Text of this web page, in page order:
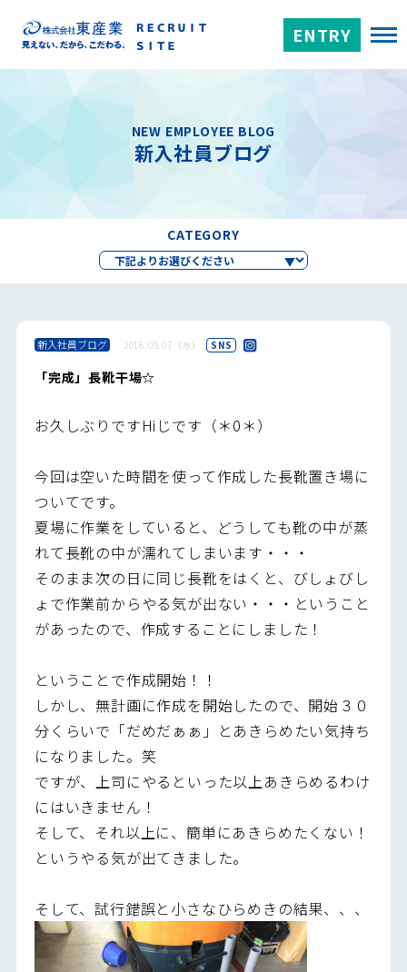
ENTRY
NEW EMPLOYEE BLOG
新入社員ブログ
CATEGORY
新入社員ブログ 2016.09.07（水） SNS
「完成」長靴干場☆
お久しぶりですHiじです（＊0＊）
今回は空いた時間を使って作成した長靴置き場に
ついてです。
夏場に作業をしていると、どうしても靴の中が蒸
れて長靴の中が濡れてしまいます・・・
そのまま次の日に同じ長靴をはくと、びしょびし
ょで作業前からやる気が出ない・・・ということ
があったので、作成することにしました！
ということで作成開始！！
しかし、無計画に作成を開始したので、開始３０
分くらいで「だめだぁぁ」とあきらめたい気持ち
になりました。笑
ですが、上司にやるといった以上あきらめるわけ
にはいきません！
そして、それ以上に、簡単にあきらめたくない！
というやる気が出てきました。
そして、試行錯誤と小さなひらめきの結果、、、